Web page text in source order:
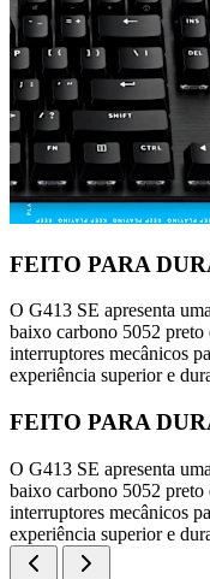
FEITO PARA
O G413 SE apresenta
baixo carbono 5052 preto
interruptores mecânicos
experiência superior e
FEITO PARA
O G413 SE apresenta
baixo carbono 5052 preto
interruptores mecânicos
experiência superior e